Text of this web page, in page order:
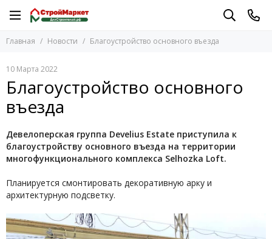
Главная Новости Благоустройство основного въезда
10 Марта 2022
Благоустройство основного
въезда
Девелоперская группа Develius Estate приступила к
благоустройству основного въезда на территории
многофункционального комплекса Selhozka Loft.
Планируется смонтировать декоративную арку и
архитектурную подсветку.